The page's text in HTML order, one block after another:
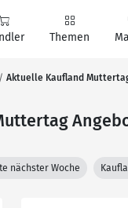
Themen
Aktuelle Kaufland
nächster Woche